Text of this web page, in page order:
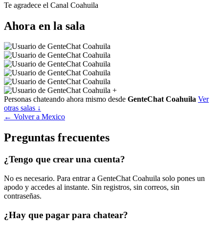
Te agradece el Canal Coahuila
Ahora en la sala
+
Personas chateando ahora mismo desde GenteChat Coahuila Ver
otras salas ↓
← Volver a Mexico
Preguntas frecuentes
¿Tengo que crear una cuenta?
No es necesario. Para entrar a GenteChat Coahuila solo pones un
apodo y accedes al instante. Sin registros, sin correos, sin
contraseñas.
¿Hay que pagar para chatear?